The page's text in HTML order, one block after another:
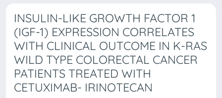
INSULIN-LIKE GROWTH FACTOR 1
(IGF-1) EXPRESSION CORRELATES
WITH CLINICAL OUTCOME IN K-RAS
WILD TYPE COLORECTAL CANCER
PATIENTS TREATED WITH
CETUXIMAB- IRINOTECAN